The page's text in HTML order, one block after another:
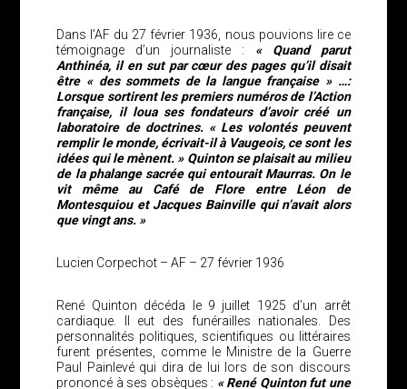
Dans l’AF du 27 février 1936, nous pouvions lire ce
témoignage d’un journaliste : « Quand parut
Anthinéa, il en sut par cœur des pages qu’il disait
être « des sommets de la langue française » …:
Lorsque sortirent les premiers numéros de l’Action
française, il loua ses fondateurs d’avoir créé un
laboratoire de doctrines. « Les volontés peuvent
remplir le monde, écrivait-il à Vaugeois, ce sont les
idées qui le mènent. » Quinton se plaisait au milieu
de la phalange sacrée qui entourait Maurras. On le
vit même au Café de Flore entre Léon de
Montesquiou et Jacques Bainville qui n’avait alors
que vingt ans. »
Lucien Corpechot – AF – 27 février 1936
René Quinton décéda le 9 juillet 1925 d’un arrêt
cardiaque. Il eut des funérailles nationales. Des
personnalités politiques, scientifiques ou littéraires
furent présentes, comme le Ministre de la Guerre
Paul Painlevé qui dira de lui lors de son discours
prononcé à ses obsèques : « René Quinton fut une